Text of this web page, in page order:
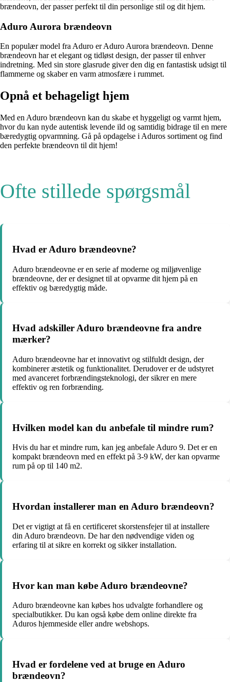
brændeovn, der passer perfekt til din personlige stil og dit hjem.
Aduro Aurora brændeovn
En populær model fra Aduro er Aduro Aurora brændeovn. Denne
brændeovn har et elegant og tidløst design, der passer til enhver
indretning. Med sin store glasrude giver den dig en fantastisk udsigt til
flammerne og skaber en varm atmosfære i rummet.
Opnå et behageligt hjem
Med en Aduro brændeovn kan du skabe et hyggeligt og varmt hjem,
hvor du kan nyde autentisk levende ild og samtidig bidrage til en mere
bæredygtig opvarmning. Gå på opdagelse i Aduros sortiment og find
den perfekte brændeovn til dit hjem!
Ofte stillede spørgsmål
Hvad er Aduro brændeovne?
Aduro brændeovne er en serie af moderne og miljøvenlige
brændeovne, der er designet til at opvarme dit hjem på en
effektiv og bæredygtig måde.
Hvad adskiller Aduro brændeovne fra andre
mærker?
Aduro brændeovne har et innovativt og stilfuldt design, der
kombinerer æstetik og funktionalitet. Derudover er de udstyret
med avanceret forbrændingsteknologi, der sikrer en mere
effektiv og ren forbrænding.
Hvilken model kan du anbefale til mindre rum?
Hvis du har et mindre rum, kan jeg anbefale Aduro 9. Det er en
kompakt brændeovn med en effekt på 3-9 kW, der kan opvarme
rum på op til 140 m2.
Hvordan installerer man en Aduro brændeovn?
Det er vigtigt at få en certificeret skorstensfejer til at installere
din Aduro brændeovn. De har den nødvendige viden og
erfaring til at sikre en korrekt og sikker installation.
Hvor kan man købe Aduro brændeovne?
Aduro brændeovne kan købes hos udvalgte forhandlere og
specialbutikker. Du kan også købe dem online direkte fra
Aduros hjemmeside eller andre webshops.
Hvad er fordelene ved at bruge en Aduro
brændeovn?